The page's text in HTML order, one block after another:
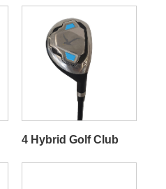
4 Hybrid Golf Club